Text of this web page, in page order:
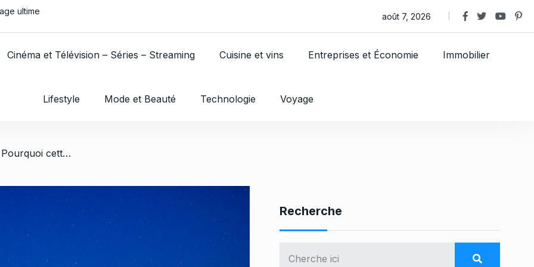
ultime août 7, 2026
Cinéma et Télévision – Séries – Streaming Cuisine et vins Entreprises et Économie Immobilier
Lifestyle Mode et Beauté Technologie Voyage
/ Louer un camping-car : Pourquoi cette option est parfaite pour vos prochaines vacances ?
Recherche